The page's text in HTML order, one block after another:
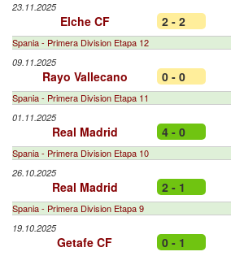
23.11.2025
Elche CF 2 - 2
Spania - Primera Division Etapa 12
09.11.2025
Rayo Vallecano 0 - 0
Spania - Primera Division Etapa 11
01.11.2025
Real Madrid 4 - 0
Spania - Primera Division Etapa 10
26.10.2025
Real Madrid 2 - 1
Spania - Primera Division Etapa 9
19.10.2025
Getafe CF 0 - 1